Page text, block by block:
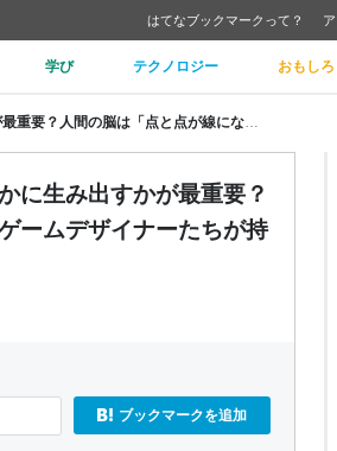
はてなブックマークって？
学び テクノロジー おもしろ
に生み出すかが最重要？
ームデザイナーたちが持
ブックマークを追加